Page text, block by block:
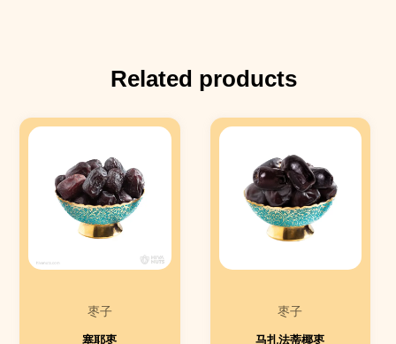
Related products
枣子
塞耶枣
枣子
马扎法蒂椰枣